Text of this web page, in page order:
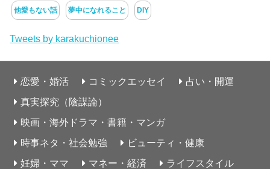
他愛もない話 夢中になれること DIY
Tweets by karakuchionee
恋愛・婚活 コミックエッセイ
占い・開運
真実探究（陰謀論）
映画・海外ドラマ・書籍・マンガ
時事ネタ・社会勉強
ビューティ・健康
妊婦・ママ
マネー・経済
ライフスタイル